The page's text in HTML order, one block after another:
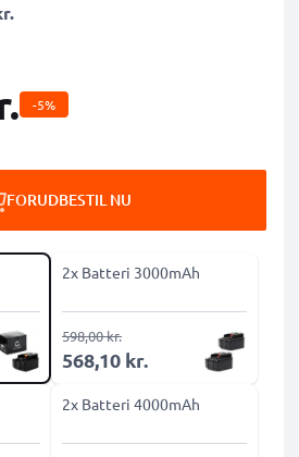
-5%
FORUDBESTIL NU
2x Batteri 3000mAh
568,10 kr.
598,00 kr.
2x Batteri 4000mAh